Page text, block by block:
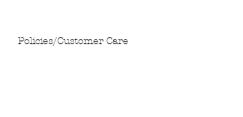
Policies/Customer Care